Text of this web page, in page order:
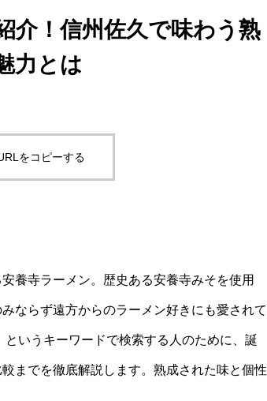
介！信州佐久で味わう熟
力とは
をコピーする
養寺ラーメン。歴史ある安養寺みそを使用
ならず遠方からのラーメン好きにも愛されて
いうキーワードで検索する人のために、誕
までを徹底解説します。熟成された味と個性